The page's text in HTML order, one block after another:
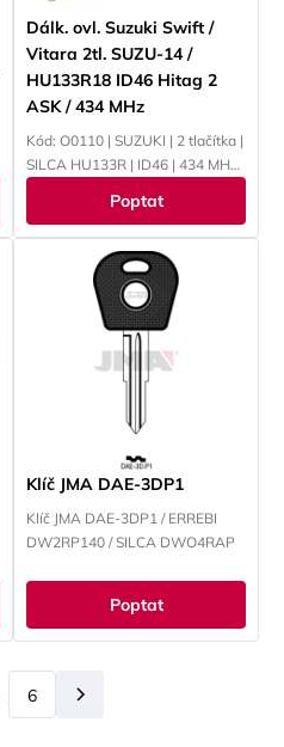
Dálk. ovl. Suzuki Swift /
Vitara 2tl. SUZU-14 /
HU133R18 ID46 Hitag 2
ASK / 434 MHz
Kód: O0110 | SUZUKI | 2 tlačítka |
SILCA HU133R | ID46 | 434 MHz |
Poptat
Klíč JMA DAE-3DP1
Klíč JMA DAE-3DP1 / ERREBI
DW2RP140 / SILCA DWO4RAP
Poptat
6